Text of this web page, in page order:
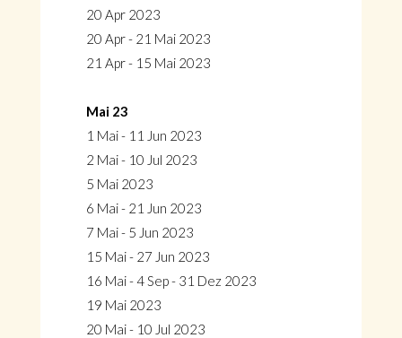
20 Apr 2023
20 Apr - 21 Mai 2023
21 Apr - 15 Mai 2023
Mai 23
1 Mai - 11 Jun 2023
2 Mai - 10 Jul 2023
5 Mai 2023
6 Mai - 21 Jun 2023
7 Mai - 5 Jun 2023
15 Mai - 27 Jun 2023
16 Mai - 4 Sep - 31 Dez 2023
19 Mai 2023
20 Mai - 10 Jul 2023